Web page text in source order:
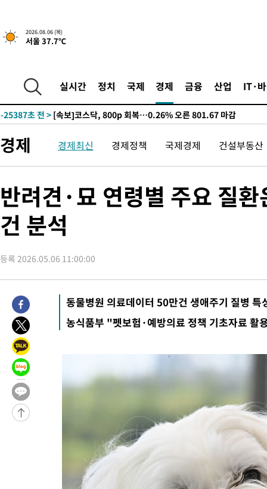
2026.08.06 (목)
서울 37.7℃
실시간 정치 국제 경제 금융 산업 IT·
-30401초 전 >[속보]7~9일 프로야구 3연전도 폭염 취소…11일 재개
-30063초 전 > "韓 외환시장 개입 관측 배경엔 美의 대한국 무역적자 있어"
-29730초 전 >
서울 낮 37.9도, 올여름 최고치 경신…영등포 순간 '40도'
-29292초 전 >
-25387초 전 > [속보]코스닥, 800p 회복…0.26% 오른 801.67 마감
-25182초 전 >
[속보]원·달러 환율, 0.7원 내린 1423.8원 마감
-22781초 전 >"여기 떨어졌다"…다누리, 스페이스X 로켓 달 충돌 흔적 포착
-12427초 전 >내일까지 39도 '펄펄'…기상청 "태풍 지나며 폭염 잠시 꺾인
-12064초 전 > 트럼프, 한국계 진보 주지사 후보 맹공…"공산주의가 최대 위
-12042초 전 > "美간섭에 합의 지연"…트럼프, '이란 호르무즈 통제권' 수용
-7259초 전 >[속보]경찰, '홍명보 선임 논란' 대한축구협회·축구회관 등 압수
-6646초 전 >[속보]산업장관 "美무역법 제301조 과잉생산 결과 발표 8월 중
-6439초 전 >
[속보]코스피 매도사이드카 발동…4%대 급락
-31660초 전 >
[속보] SKT, 에이닷 서비스 장애 발생…"원인 파악 중"
-31066초 전 >
[속보]합참 "북, 동해상으로 미상 발사체 발사"
-30462초 전 >
-30421초 전 >
[속보]7~9일 프로야구 3연전도 폭염 취소…11일 재개
-30083초 전 >
"韓 외환시장 개입 관측 배경엔 美의 대한국 무역적자 있어"
-29910초 전 >
'월드컵 탈락 후폭풍' 축구협회…초유의 압수수색에 '충격·당
-29750초 전 >
서울 낮 37.9도, 올여름 최고치 경신…영등포 순간 '40도'
[속보]종합특검, 대검 추가 압수수색…내란 중요임무종사 혐의
[속보]코스닥, 800p 회복…0.26% 오른 801.67 마감
[속보]코스피, 301.88포인트(4.58%) 내린 6296.38 마감
[속보]원·달러 환율, 0.7원 내린 1423.8원 마감
경제 경제최신 경제정책 국제경제 건설부동산
반려견·묘 연령별 주요 질
건 분석
등록 2026.05.06 11:00:00
동물병원 의료데이터 50만건 생애주기 질병 특
농식품부 "펫보험·예방의료 정책 기초자료 활